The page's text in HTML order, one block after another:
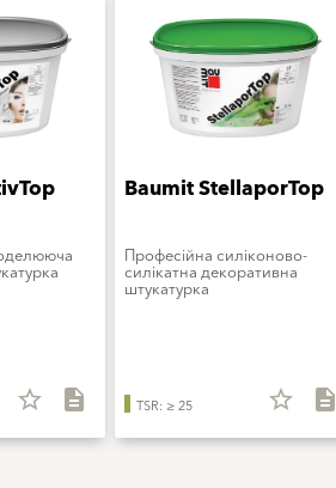
star_border description
Baumit StellaporTop
Професійна силіконово-
силікатна декоративна
штукатурка
TSR: ≥ 25 star_border description